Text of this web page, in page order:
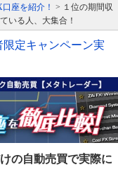
座を紹介！ > １位の期間収
いる人、大集合！
定キャンペーン実
の自動売買で実際に